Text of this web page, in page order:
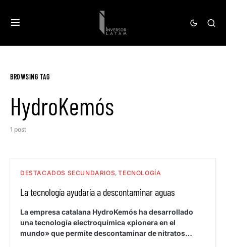
BROWSING TAG
HydroKemós
1 post
DESTACADOS SECUNDARIOS TECNOLOGÍA
La tecnología ayudaría a descontaminar aguas
La empresa catalana HydroKemós ha desarrollado
una tecnología electroquímica «pionera en el
mundo» que permite descontaminar de nitratos…